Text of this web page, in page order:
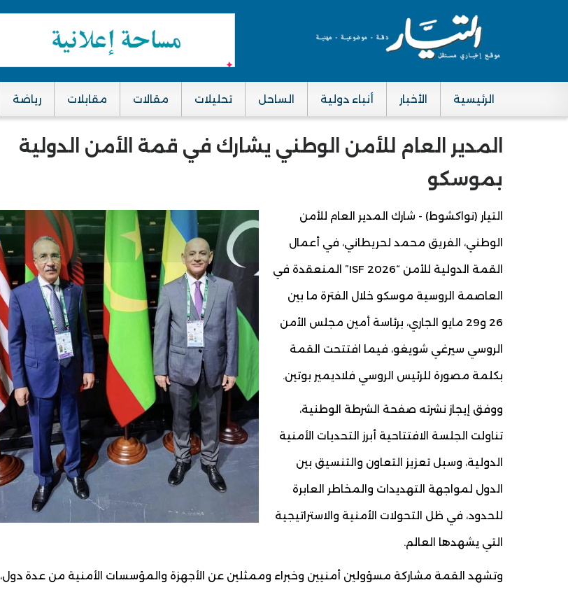
Main navigation
الرئيسية الأخبار أنباء دولية الساحل تحليلات مقالات مقابلات رياضة
المدير العام للأمن الوطني يشارك في قمة الأمن الدولية
بموسكو
التيار (نواكشوط) - شارك المدير العام للأمن
الوطني، الفريق محمد لحريطاني، في أعمال
القمة الدولية للأمن “ISF 2026” المنعقدة في
العاصمة الروسية موسكو خلال الفترة ما بين
26 و29 مايو الجاري، برئاسة أمين مجلس الأمن
الروسي سيرغي شويغو، فيما افتتحت القمة
بكلمة مصورة للرئيس الروسي فلاديمير بوتين.
ووفق إيجاز نشرته صفحة الشرطة الوطنية،
تناولت الجلسة الافتتاحية أبرز التحديات الأمنية
الدولية، وسبل تعزيز التعاون والتنسيق بين
الدول لمواجهة التهديدات والمخاطر العابرة
للحدود، في ظل التحولات الأمنية والاستراتيجية
التي يشهدها العالم.
وتشهد القمة مشاركة مسؤولين أمنيين وخبراء وممثلين عن الأجهزة والمؤسسات الأمنية من عدة دول،